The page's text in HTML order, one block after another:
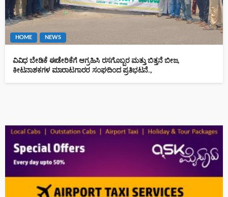
HOME NEWS
ವಿವಿಧ ಬೇಡಿಕೆ ಈಡೇರಿಕೆಗೆ ಆಗ್ರಹಿಸಿ ರಸಗೊಬ್ಬರ ಮತ್ತು ಬಿತ್ತನೆ ಬೀಜ,
ಕೀಟನಾಶಕಗಳ ಮಾರಾಟಗಾರರ ಸಂಘದಿಂದ ಪ್ರತಿಭಟನೆ.,